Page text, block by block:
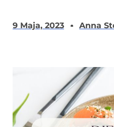
9 Maja, 2023 Anna